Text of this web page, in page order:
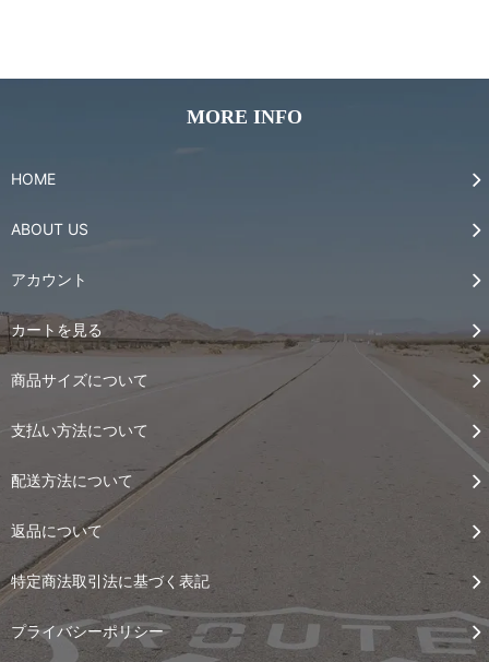
MORE INFO
HOME
ABOUT US
アカウント
カートを見る
商品サイズについて
支払い方法について
配送方法について
返品について
特定商法取引法に基づく表記
プライバシーポリシー